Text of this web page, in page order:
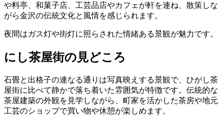
や料亭、和菓子店、工芸品店やカフェが軒を連ね、散策しな
がら金沢の伝統文化と風情を感じられます。
夜間はガス灯や街灯に照らされた情緒ある景観が魅力です。
にし茶屋街の見どころ
石畳と出格子の連なる通りは写真映えする景観で、ひがし茶
屋街に比べて静かで落ち着いた雰囲気が特徴です。伝統的な
茶屋建築の外観を見学しながら、町家を活かした茶房や地元
工芸のショップで買い物や休憩が楽しめます。